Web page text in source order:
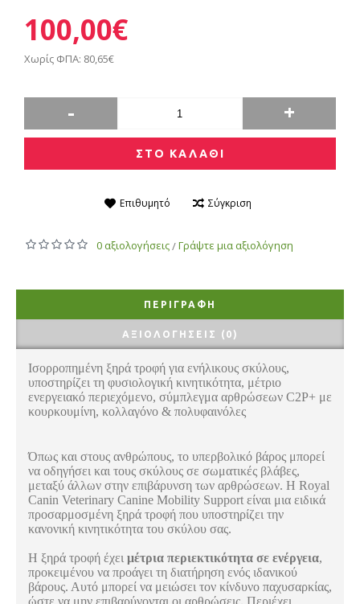
100,00€
Χωρίς ΦΠΑ: 80,65€
- +
ΣΤΟ ΚΑΛΑΘΙ
Επιθυμητό Σύγκριση
0 αξιολογήσεις/Γράψτε μια αξιολόγηση
ΠΕΡΙΓΡΑΦΉ
ΑΞΙΟΛΟΓΉΣΕΙΣ (0)
Ισορροπημένη ξηρά τροφή για ενήλικους σκύλους,
υποστηρίζει τη φυσιολογική κινητικότητα, μέτριο
ενεργειακό περιεχόμενο, σύμπλεγμα αρθρώσεων C2P+ με
κουρκουμίνη, κολλαγόνο & πολυφαινόλες
Όπως και στους ανθρώπους, το υπερβολικό βάρος μπορεί
να οδηγήσει και τους σκύλους σε σωματικές βλάβες,
μεταξύ άλλων στην επιβάρυνση των αρθρώσεων. Η Royal
Canin Veterinary Canine Mobility Support είναι μια ειδικά
προσαρμοσμένη ξηρά τροφή που υποστηρίζει την
κανονική κινητικότητα του σκύλου σας.
Η ξηρά τροφή έχει μέτρια περιεκτικότητα σε ενέργεια,
προκειμένου να προάγει τη διατήρηση ενός ιδανικού
βάρους. Αυτό μπορεί να μειώσει τον κίνδυνο παχυσαρκίας,
ώστε να μην επιβαρύνονται οι αρθρώσεις. Περιέχει